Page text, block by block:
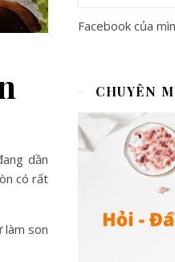
thiên nhiên
dần
có rất
làm son
Facebook của
CHUYÊN